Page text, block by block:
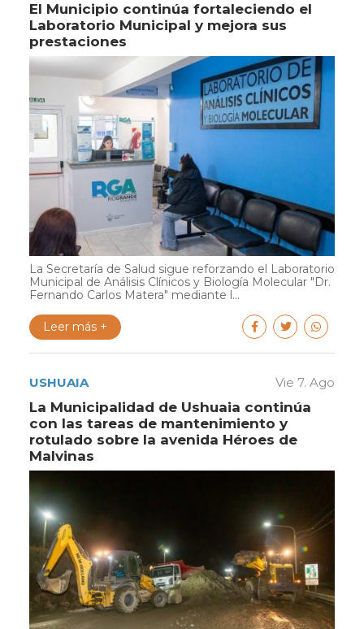
El Municipio continúa fortaleciendo el
Laboratorio Municipal y mejora sus
prestaciones
La Secretaría de Salud sigue reforzando el Laboratorio
Municipal de Análisis Clínicos y Biología Molecular "Dr.
Fernando Carlos Matera" mediante l...
Leer más +
USHUAIA Vie 7. Ago
La Municipalidad de Ushuaia continúa
con las tareas de mantenimiento y
rotulado sobre la avenida Héroes de
Malvinas